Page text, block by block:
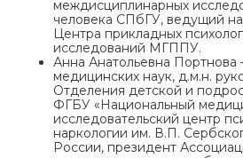
междисциплинарных
человека СПбГУ, ведущий
Центра прикладных
исследований МГППУ.
Анна Анатольевна Портнова
медицинских наук, д.м.н.
Отделения детской и
ФГБУ «Национальный
исследовательский центр
наркологии им. В.П.
России, президент